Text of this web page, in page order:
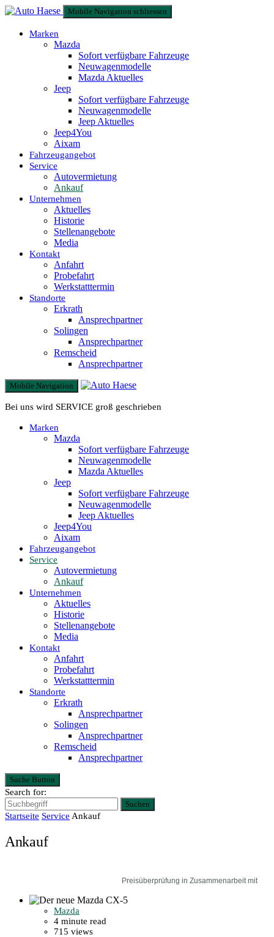
Mobile Navigation schliessen
Marken
Mazda
Sofort verfügbare Fahrzeuge
Neuwagenmodelle
Mazda Aktuelles
Jeep
Sofort verfügbare Fahrzeuge
Neuwagenmodelle
Jeep Aktuelles
Jeep4You
Aixam
Fahrzeugangebot
Service
Autovermietung
Ankauf
Unternehmen
Aktuelles
Historie
Stellenangebote
Media
Kontakt
Anfahrt
Probefahrt
Werkstatttermin
Standorte
Erkrath
Ansprechpartner
Solingen
Ansprechpartner
Remscheid
Ansprechpartner
Mobile Navigation
Bei uns wird SERVICE groß geschrieben
Marken
Mazda
Sofort verfügbare Fahrzeuge
Neuwagenmodelle
Mazda Aktuelles
Jeep
Sofort verfügbare Fahrzeuge
Neuwagenmodelle
Jeep Aktuelles
Jeep4You
Aixam
Fahrzeugangebot
Service
Autovermietung
Ankauf
Unternehmen
Aktuelles
Historie
Stellenangebote
Media
Kontakt
Anfahrt
Probefahrt
Werkstatttermin
Standorte
Erkrath
Ansprechpartner
Solingen
Ansprechpartner
Remscheid
Ansprechpartner
Suche Button
Search for:
Suchen
Startseite Service Ankauf
Ankauf
Preisüberprüfung in Zusammenarbeit mit
Mazda
4 minute read
715 views